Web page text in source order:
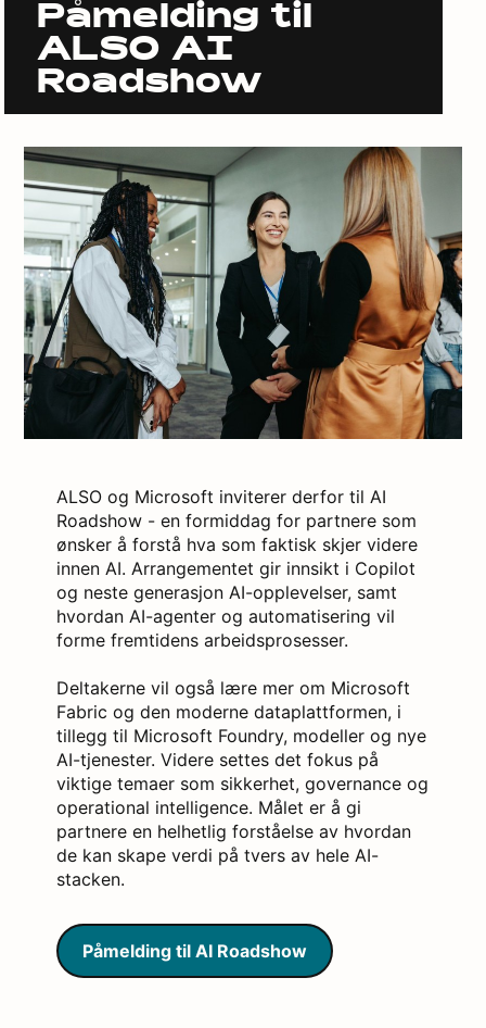
Påmelding til
ALSO AI
Roadshow
ALSO og Microsoft inviterer derfor til AI
Roadshow - en formiddag for partnere som
ønsker å forstå hva som faktisk skjer videre
innen AI. Arrangementet gir innsikt i Copilot
og neste generasjon AI-opplevelser, samt
hvordan AI-agenter og automatisering vil
forme fremtidens arbeidsprosesser.
Deltakerne vil også lære mer om Microsoft
Fabric og den moderne dataplattformen, i
tillegg til Microsoft Foundry, modeller og nye
AI-tjenester. Videre settes det fokus på
viktige temaer som sikkerhet, governance og
operational intelligence. Målet er å gi
partnere en helhetlig forståelse av hvordan
de kan skape verdi på tvers av hele AI-
stacken.
Påmelding til AI Roadshow